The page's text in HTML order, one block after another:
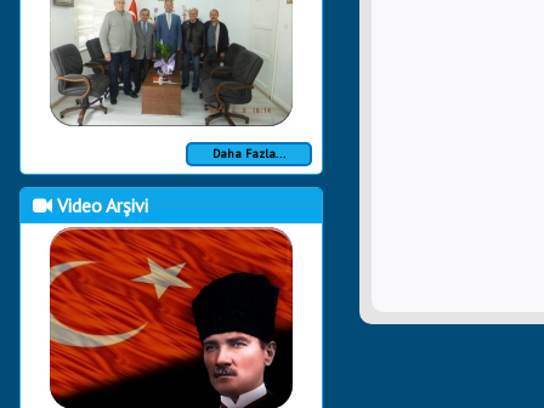
Daha Fazla...
Video Arşivi